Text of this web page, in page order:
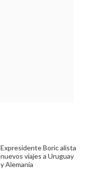
Expresidente Boric alista
nuevos viajes a Uruguay
y Alemania